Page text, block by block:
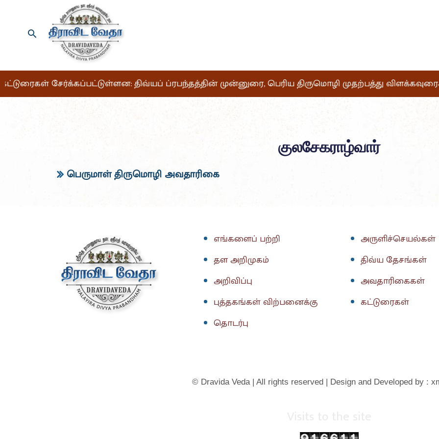
கட்டுரைகள் சேர்க்கப்பட்டுள்ளன: திவ்யப் ப்ரபந்தத்தின் முன்னுரை, பெரிய திருமொழி முதற்பத்து
குலசேகராழ்வார்
பெருமாள் திருமொழி அவதாரிகை
எங்களைப் பற்றி
தள அறிமுகம்
அறிவிப்பு
புத்தகங்கள் விற்பனைக்கு
தொடர்பு
அருளிச்செயல்கள்
திவ்ய தேசங்கள்
அவதாரிகைகள்
கட்டுரைகள்
© Dravida Veda | All rights reserved | Design and Developed by :